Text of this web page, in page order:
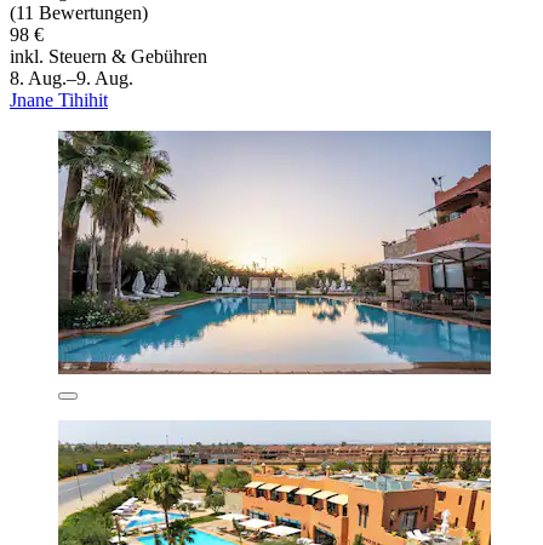
(11 Bewertungen)
98 €
inkl. Steuern & Gebühren
8. Aug.–9. Aug.
Jnane Tihihit